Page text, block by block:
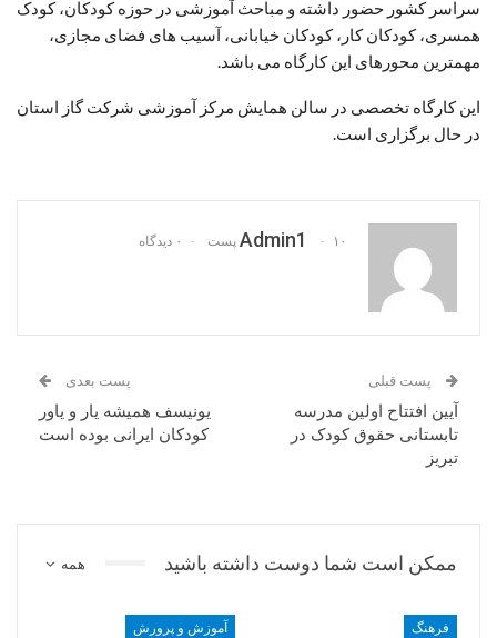
سراسر کشور حضور داشته و مباحث آموزشی در حوزه کودکان، کودک
همسری، کودکان کار، کودکان خیابانی، آسیب های فضای مجازی،
مهمترین محورهای این کارگاه می باشد.
این کارگاه تخصصی در سالن همایش مرکز آموزشی شرکت گاز استان
در حال برگزاری است.
Admin1 ۱۰ پست ۰ دیدگاه
پست قبلی
آیین افتتاح اولین مدرسه
تابستانی حقوق کودک در
تبریز
پست بعدی
یونیسف همیشه یار و یاور
کودکان ایرانی بوده است
همه ممکن است شما دوست داشته باشید
فرهنگ آموزش و پرورش